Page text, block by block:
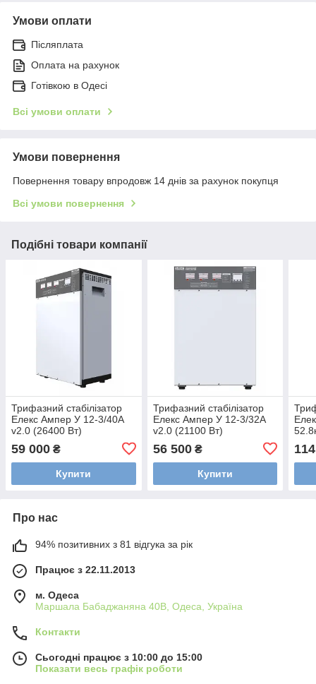
Умови оплати
Післяплата
Оплата на рахунок
Готівкою в Одесі
Всі умови оплати
Умови повернення
Повернення товару впродовж 14 днів за рахунок покупця
Всі умови повернення
Подібні товари компанії
Трифазний стабілізатор
Елекс Ампер У 12-3/40А
v2.0 (26400 Вт)
59 000 ₴
Купити
Трифазний стабілізатор
Елекс Ампер У 12-3/32А
v2.0 (21100 Вт)
56 500₴
Купити
Про нас
94% позитивних з 81 відгука за рік
Працює з 22.11.2013
м. Одеса
Маршала Бабаджаняна 40В, Одеса, Україна
Контакти
Сьогодні працює з 10:00 до 15:00
Показати весь графік роботи